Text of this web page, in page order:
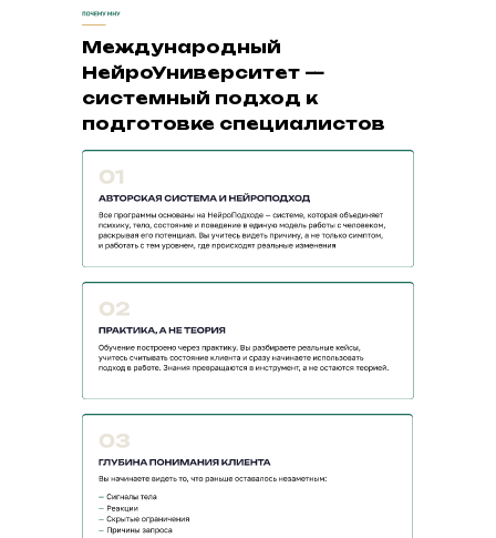
Международный
НейроУниверситет —
системный подход к
подготовке специалистов